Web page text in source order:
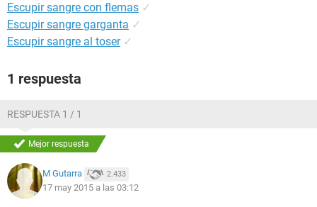
Escupir sangre con flemas ✓
Escupir sangre garganta ✓
Escupir sangre al toser ✓
1 respuesta
RESPUESTA 1 / 1
Mejor respuesta
M Gutarra 2.433
17 may 2015 a las 03:12